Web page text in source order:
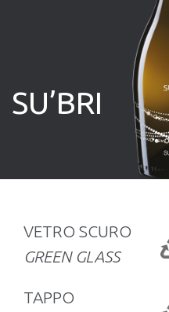
SU’BRI
VETRO SCURO
GREEN GLASS
TAPPO